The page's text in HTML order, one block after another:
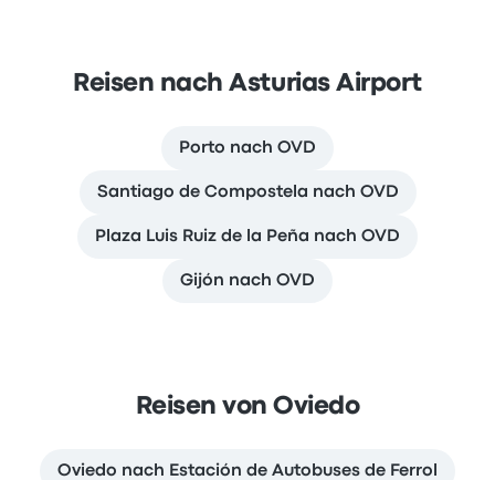
Reisen nach Asturias Airport
Porto nach OVD
Santiago de Compostela nach OVD
Plaza Luis Ruiz de la Peña nach OVD
Gijón nach OVD
Reisen von Oviedo
Oviedo nach Estación de Autobuses de Ferrol